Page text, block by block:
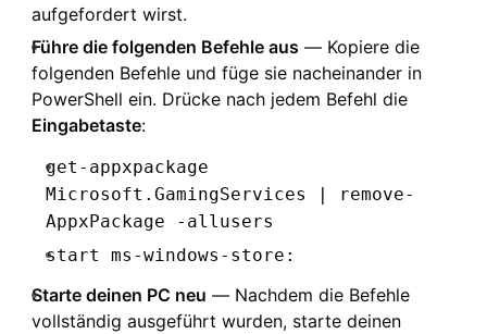
aufgefordert wirst.
Führe die folgenden Befehle aus — Kopiere die
folgenden Befehle und füge sie nacheinander in
PowerShell ein. Drücke nach jedem Befehl die
Eingabetaste:
get-appxpackage
Microsoft.GamingServices | remove-
AppxPackage -allusers
start ms-windows-store:
Starte deinen PC neu — Nachdem die Befehle
vollständig ausgeführt wurden, starte deinen